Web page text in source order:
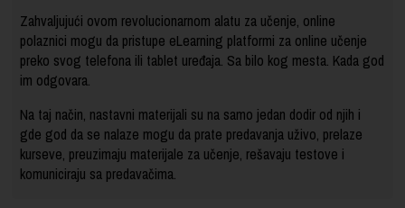
Zahvaljujući ovom revolucionarnom alatu za učenje, online
polaznici mogu da pristupe eLearning platformi za online učenje
preko svog telefona ili tablet uređaja. Sa bilo kog mesta. Kada god
im odgovara.
Na taj način, nastavni materijali su na samo jedan dodir od njih i
gde god da se nalaze mogu da prate predavanja uživo, prelaze
kurseve, preuzimaju materijale za učenje, rešavaju testove i
komuniciraju sa predavačima.